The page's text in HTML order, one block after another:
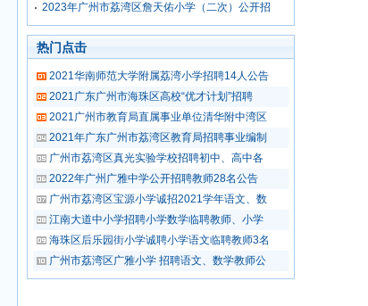
2023年广州市荔湾区詹天佑小学（二次）公开招
热门点击
2021华南师范大学附属荔湾小学招聘14人公告
2021广东广州市海珠区高校“优才计划”招聘
2021广州市教育局直属事业单位清华附中湾区
2021年广东广州市荔湾区教育局招聘事业编制
广州市荔湾区真光实验学校招聘初中、高中各
2022年广州广雅中学公开招聘教师28名公告
广州市荔湾区宝源小学诚招2021学年语文、数
江南大道中小学招聘小学数学临聘教师、小学
海珠区后乐园街小学诚聘小学语文临聘教师3名
广州市荔湾区广雅小学 招聘语文、数学教师公